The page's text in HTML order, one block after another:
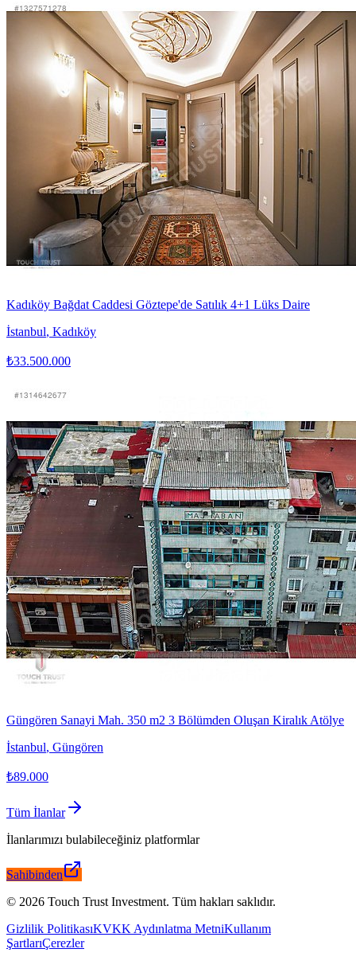
Kadıköy Bağdat Caddesi Göztepe'de Satılık 4+1 Lüks Daire
İstanbul, Kadıköy
₺33.500.000
Güngören Sanayi Mah. 350 m2 3 Bölümden Oluşan Kiralık Atölye
İstanbul, Güngören
₺89.000
Tüm İlanlar
İlanlarımızı bulabileceğiniz platformlar
Sahibinden
© 2026 Touch Trust Investment. Tüm hakları saklıdır.
Gizlilik PolitikasıKVKK Aydınlatma MetniKullanım
ŞartlarıÇerezler